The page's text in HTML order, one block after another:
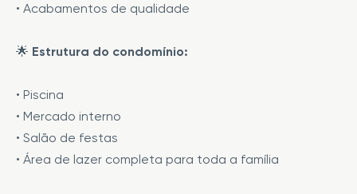
• Acabamentos de qualidade
🌟 Estrutura do condomínio:
• Piscina
• Mercado interno
• Salão de festas
• Área de lazer completa para toda a família